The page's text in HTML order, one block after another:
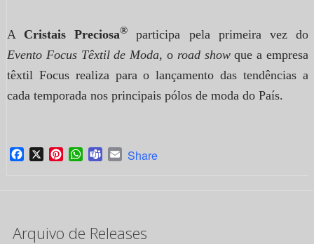
A Cristais Preciosa®
participa pela primeira vez do
Evento Focus Têxtil de Moda, o road showque a empresa
têxtil Focus realiza para o lançamento das tendências a
cada temporada nos principais pólos de moda do País.
Facebook
X PinterestWhatsApp
TeamsEmail
Share
Arquivo de Releases